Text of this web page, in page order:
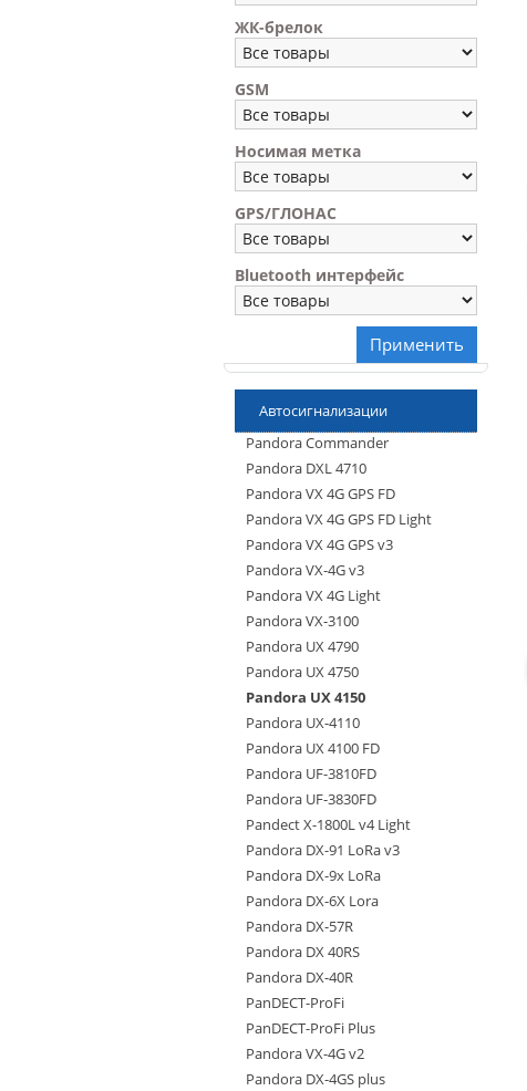
ЖК-брелок
GSM
Носимая метка
GPS/ГЛОНАС
Bluetooth интерфейс
Применить
Автосигнализации
Pandora Commander
Pandora DXL 4710
Pandora VX 4G GPS FD
Pandora VX 4G GPS FD Light
Pandora VX 4G GPS v3
Pandora VX-4G v3
Pandora VX 4G Light
Pandora VX-3100
Pandora UX 4790
Pandora UX 4750
Pandora UX 4150
Pandora UX-4110
Pandora UX 4100 FD
Pandora UF-3810FD
Pandora UF-3830FD
Pandect X-1800L v4 Light
Pandora DX-91 LoRa v3
Pandora DX-9x LoRa
Pandora DX-6X Lora
Pandora DX-57R
Pandora DX 40RS
Pandora DX-40R
PanDECT-ProFi
PanDECT-ProFi Plus
Pandora VX-4G v2
Pandora DX-4GS plus